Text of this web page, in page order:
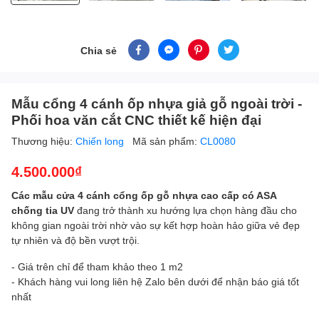
Chia sẻ
Mẫu cổng 4 cánh ốp nhựa giả gỗ ngoài trời -
Phối hoa văn cắt CNC thiết kế hiện đại
Thương hiệu: Chiến long Mã sản phẩm: CL0080
4.500.000₫
Các mẫu cửa 4 cánh cổng ốp gỗ nhựa cao cấp có ASA
chống tia UV đang trở thành xu hướng lựa chọn hàng đầu cho
không gian ngoài trời nhờ vào sự kết hợp hoàn hảo giữa vẻ đẹp
tự nhiên và độ bền vượt trội.
- Giá trên chỉ để tham khảo theo 1 m2
- Khách hàng vui long liên hệ Zalo bên dưới để nhận báo giá tốt
nhất